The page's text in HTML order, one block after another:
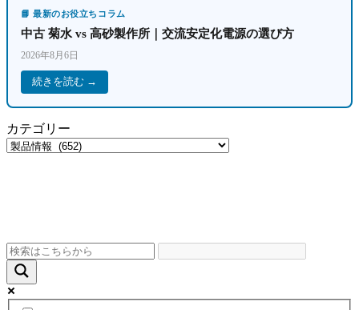
📘 最新のお役立ちコラム
中古 菊水 vs 高砂製作所｜交流安定化電源の選び方
2026年8月6日
続きを読む →
カテゴリー